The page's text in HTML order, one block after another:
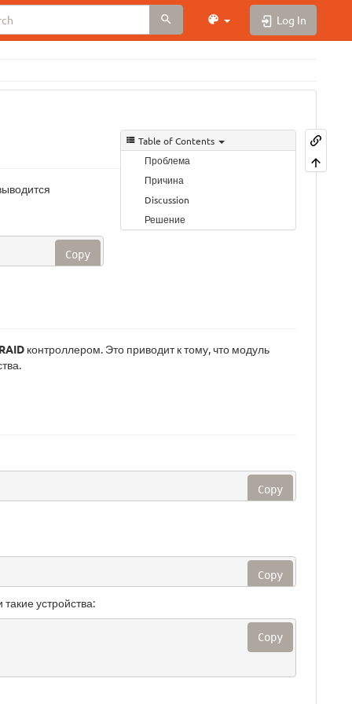
Log In
Table of Contents
Проблема
Причина
Discussion
Решение
Copy
контроллером. Это приводит к тому, что модуль
Copy
Copy
устройства:
Copy